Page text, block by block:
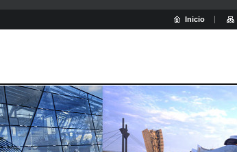
Inicio